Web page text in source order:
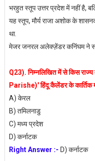
भरहुत स्तूप उत्तर प्रदेश में नहीं है,
यह स्तूप, मौर्य राजा अशोक के
था.
मेजर जनरल अलेक्ज़ेंडर कनिंघम ने
Q23). निम्नलिखित में से किस
Parishe)' हिंदू कैलेंडर के कार्तिक
A) केरल
B) तमिलनाडु
C) मध्य प्रदेश
D) कर्नाटक
Right Answer :- D) कर्नाटक